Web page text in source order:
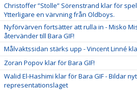
Christoffer ”Stolle” Sörenstrand klar för spel
Ytterligare en värvning från Oldboys.
Nyförvärven fortsätter att rulla in - Misko
återvänder till Bara GIF!
Målvaktssidan stärks upp - Vincent Linné
Zoran Popov klar för Bara GIF!
Walid El-Hashimi klar för Bara GIF - Bildar
representationslaget